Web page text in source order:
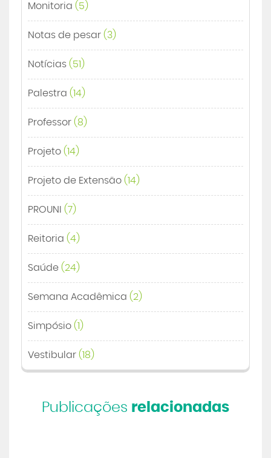
Monitoria (5)
Notas de pesar (3)
Notícias (51)
Palestra (14)
Professor (8)
Projeto (14)
Projeto de Extensão (14)
PROUNI (7)
Reitoria (4)
Saúde (24)
Semana Acadêmica (2)
Simpósio (1)
Vestibular (18)
Publicações relacionadas